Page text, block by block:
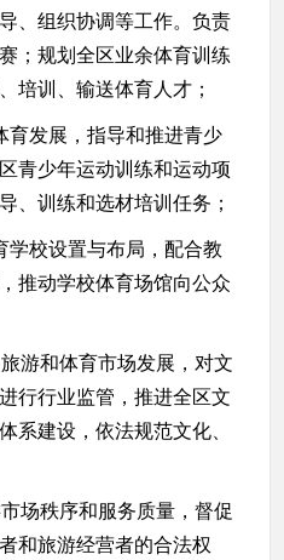
、组织协调等工作。负责
；规划全区业余体育训练
培训、输送体育人才；
育发展，指导和推进青少
青少年运动训练和运动项
、训练和选材培训任务；
学校设置与布局，配合教
推动学校体育场馆向公众
游和体育市场发展，对文
行行业监管，推进全区文
系建设，依法规范文化、
场秩序和服务质量，督促
和旅游经营者的合法权